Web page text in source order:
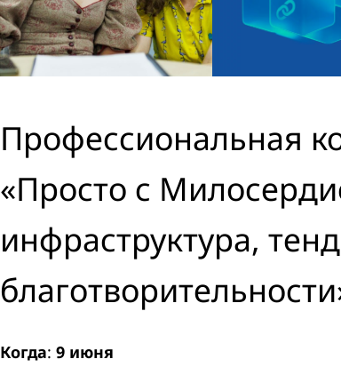
Профессиональная
«Просто с
инфраструктура,
Когда: 9 июня